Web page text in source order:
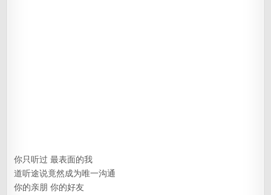
你只听过 最表面的我
道听途说竟然成为唯一沟通
你的亲朋 你的好友